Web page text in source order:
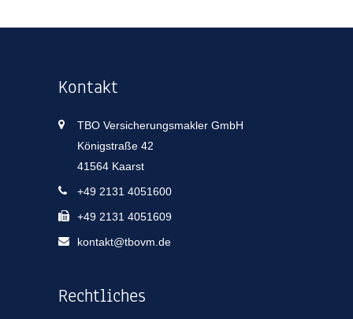
Kontakt
TBO Versicherungsmakler GmbH
Königstraße 42
41564 Kaarst
+49 2131 4051600
+49 2131 4051609
kontakt@tbovm.de
Rechtliches